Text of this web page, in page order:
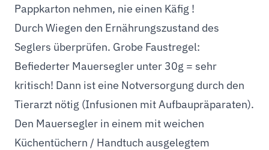
Pappkarton nehmen, nie einen Käfig !
Durch Wiegen den Ernährungszustand des
Seglers überprüfen. Grobe Faustregel:
Befiederter Mauersegler unter 30g = sehr
kritisch! Dann ist eine Notversorgung durch den
Tierarzt nötig (Infusionen mit Aufbaupräparaten).
Den Mauersegler in einem mit weichen
Küchentüchern / Handtuch ausgelegtem